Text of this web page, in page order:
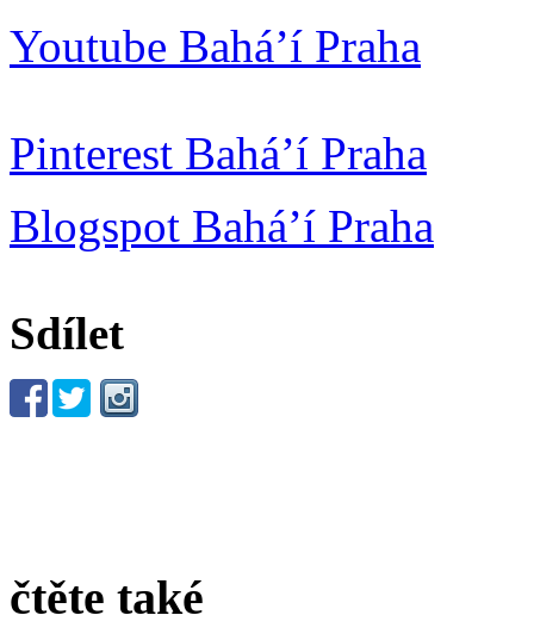
Youtube Bahá’í Praha
Pinterest Bahá’í Praha
Blogspot Bahá’í Praha
Sdílet
čtěte také